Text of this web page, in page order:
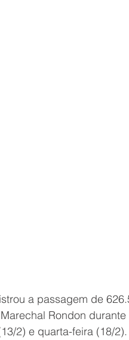
a passagem de
Rondon
2) e quarta-feira (18/